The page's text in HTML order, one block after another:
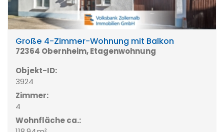
Große 4-Zimmer-Wohnung mit Balkon
72364 Obernheim, Etagenwohnung
Objekt-ID:
3924
Zimmer:
4
Wohnfläche ca.: